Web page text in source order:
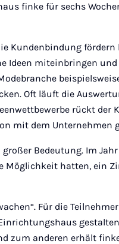
finke für sechs
Kundenbindung fördern
Ideen miteinbringen
Oft läuft die
rückt der
mit dem Unternehmen
Bedeutung. Im Jahr
Möglichkeit hatten, ein
Für die
zum anderen erhält